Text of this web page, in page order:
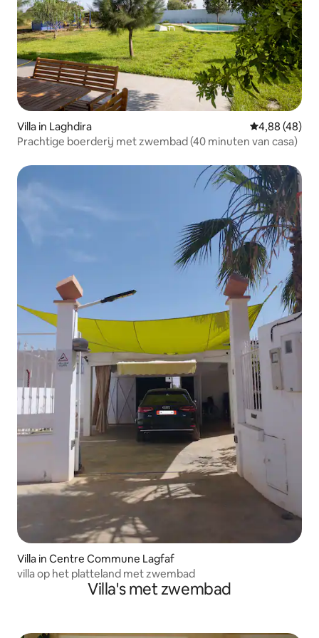
Villa in Laghdira Gemiddelde
4,88 (48)
Prachtige boerderij met zwembad (40 minuten van casa)
Villa in Centre Commune Lagfaf
villa op het platteland met zwembad
Villa's met zwembad